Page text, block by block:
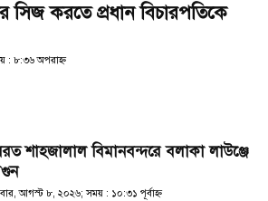
সিজ করতে প্রধান বিচারপতিকে
: ৮:৩৬ অপরাহ্ণ
শাহজালাল বিমানবন্দরে বলাকা লাউঞ্জে
আগস্ট ৮, ২০২৬; সময় : ১০:৩১ পূর্বাহ্ণ